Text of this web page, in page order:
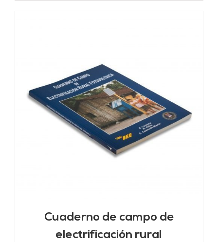
Cuaderno de campo de
electrificación rural